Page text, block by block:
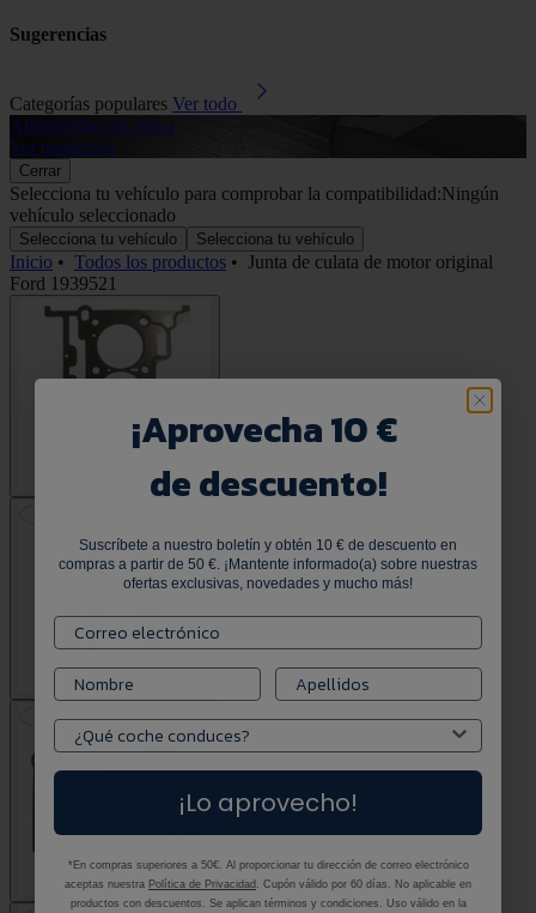
Sugerencias
Categorías populares Ver todo
Alfombrillas de goma
Ver productos
Cerrar
Selecciona tu vehículo para comprobar la compatibilidad:Ningún
vehículo seleccionado
Selecciona tu vehículo Selecciona tu vehículo
Inicio • Todos los productos • Junta de culata de motor original
Ford 1939521
¡Aprovecha 10 €
de descuento!
Suscríbete a nuestro boletín y obtén 10 € de descuento en
compras a partir de 50 €. ¡Mantente informado(a) sobre nuestras
ofertas exclusivas, novedades y mucho más!
¡Lo aprovecho!
*En compras superiores a 50€. Al proporcionar tu dirección de correo electrónico
aceptas nuestra Política de Privacidad . Cupón válido por 60 días. No aplicable en
productos con descuentos. Se aplican términos y condiciones. Uso válido en la